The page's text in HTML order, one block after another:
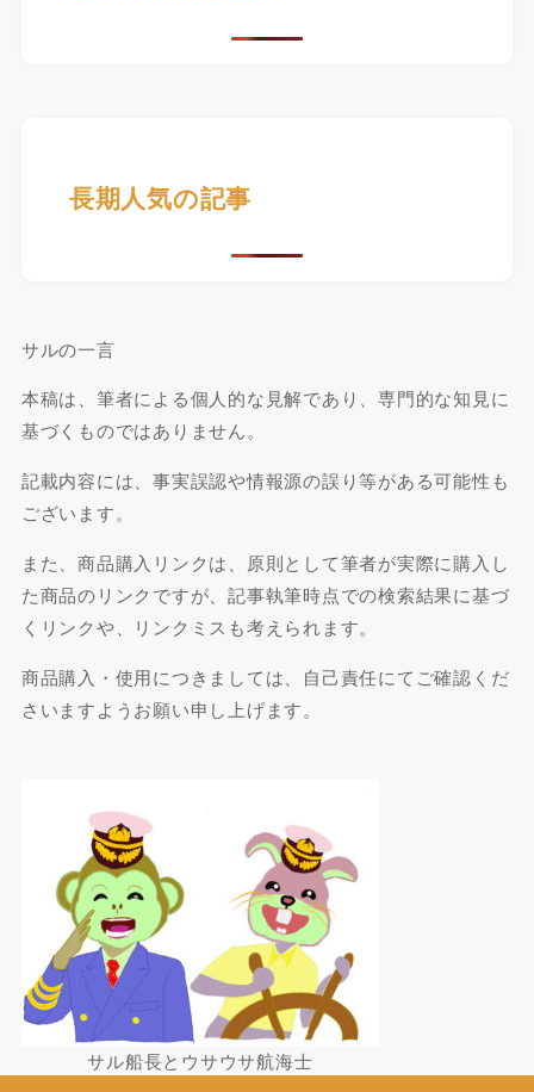
長期人気の記事
サルの一言
本稿は、筆者による個人的な見解であり、専門的な知見に
基づくものではありません。
記載内容には、事実誤認や情報源の誤り等がある可能性も
ございます。
また、商品購入リンクは、原則として筆者が実際に購入し
た商品のリンクですが、記事執筆時点での検索結果に基づ
くリンクや、リンクミスも考えられます。
商品購入・使用につきましては、自己責任にてご確認くだ
さいますようお願い申し上げます。
サル船長とウサウサ航海士